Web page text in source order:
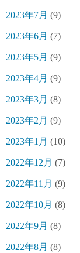
2023年7月 (9)
2023年6月 (7)
2023年5月 (9)
2023年4月 (9)
2023年3月 (8)
2023年2月 (9)
2023年1月 (10)
2022年12月 (7)
2022年11月 (9)
2022年10月 (8)
2022年9月 (8)
2022年8月 (8)